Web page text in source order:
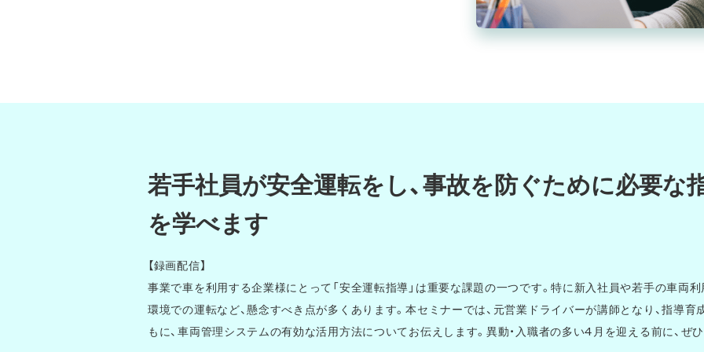
若手社員が安全運転をし、事故を防ぐために必要な
を学べます
【録画配信】
事業で車を利用する企業様にとって「安全運転指導」は重要な課題の一つです。特に新入社員や若手の車両
環境での運転など、懸念すべき点が多くあります。本セミナーでは、元営業ドライバーが講師となり、指導
もに、車両管理システムの有効な活用方法についてお伝えします。異動・入職者の多い4月を迎える前に、ぜ